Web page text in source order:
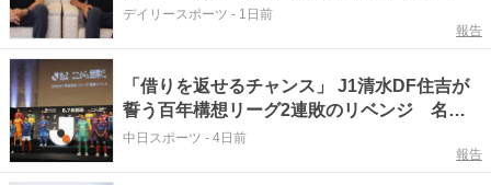
い」 ＧＫ前川「サッカーの強度が上がる」
デイリースポーツ - 1日前
報告
「借りを返せるチャンス」 J1清水DF住吉が
誓う百年構想リーグ2連敗のリベンジ 名古
屋の強力前線トリオへ「個で絶対負けない」
中日スポーツ - 4日前
報告